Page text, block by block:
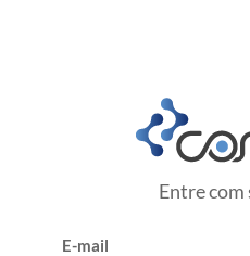
Entre com
E-mail